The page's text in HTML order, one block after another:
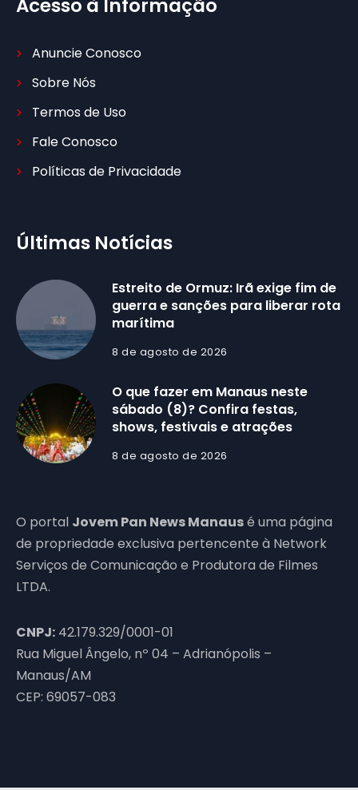
Acesso à Informação
Anuncie Conosco
Sobre Nós
Termos de Uso
Fale Conosco
Políticas de Privacidade
Últimas Notícias
Estreito de Ormuz: Irã exige fim de
guerra e sanções para liberar rota
marítima
8 de agosto de 2026
O que fazer em Manaus neste
sábado (8)? Confira festas,
shows, festivais e atrações
8 de agosto de 2026
O portal Jovem Pan News Manausé uma página
de propriedade exclusiva pertencente à Network
Serviços de Comunicação e Produtora de Filmes
LTDA.
CNPJ: 42.179.329/0001-01
Rua Miguel Ângelo, nº 04 – Adrianópolis –
Manaus/AM
CEP: 69057-083